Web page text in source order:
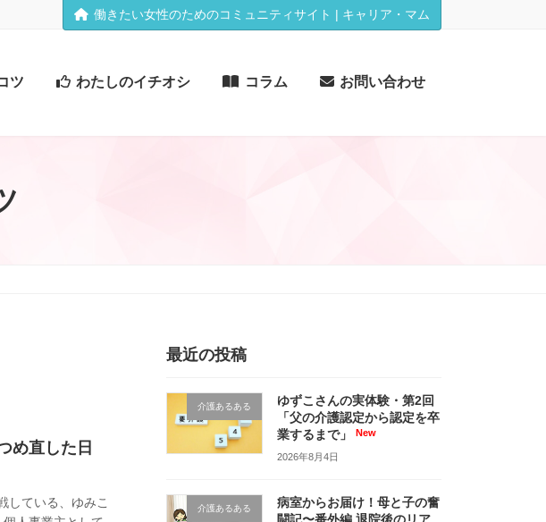
働きたい女性のためのコミュニティサイト | キャリア・マム
ツ わたしのイチオシ コラム お問い合わせ
め直した日
している、ゆみこ
最近の投稿
介護あるある
ゆずこさんの実体験・第2回
「父の介護認定から認定を卒
業するまで」
2026年8月4日
介護あるある
病室からお届け！母と子の奮
闘記〜番外編.退院後のリア